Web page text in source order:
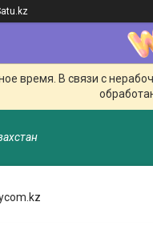
время. В связи с